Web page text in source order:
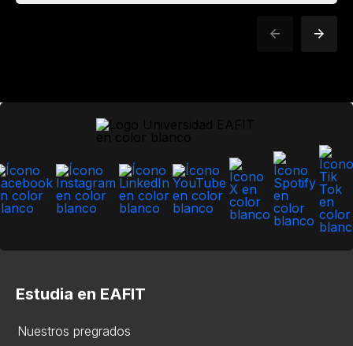
Estudia en EAFIT
Nuestros pregrados